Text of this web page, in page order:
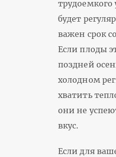
трудоемкого
будет
важен срок
Если плоды
поздней
холодном
хватить
они не
вкус.
Если для